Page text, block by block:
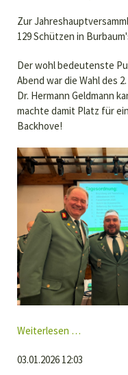
Zur
129 Schützen in
Der wohl bedeutenste
Abend war die Wahl des
Dr. Hermann Geldmann
machte damit Platz für
Backhove!
Weiterlesen …
03.01.2026 12:03